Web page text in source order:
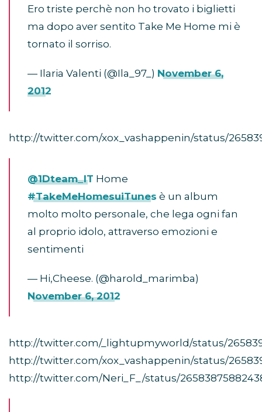
Ero triste perchè non ho trovato i biglietti
ma dopo aver sentito Take Me Home mi è
tornato il sorriso.
— Ilaria Valenti (@Ila_97_) November 6,
2012
http://twitter.com/xox_vashappenin/status/
@1Dteam_IT Home
#TakeMeHomesuiTunes è un album
molto molto personale, che lega ogni fan
al proprio idolo, attraverso emozioni e
sentimenti
— Hi,Cheese. (@harold_marimba)
November 6, 2012
http://twitter.com/_lightupmyworld/status/
http://twitter.com/xox_vashappenin/status/
http://twitter.com/Neri_F_/status/